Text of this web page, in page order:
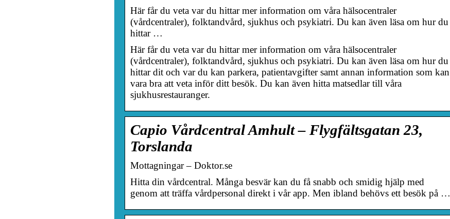
Här får du veta var du hittar mer information om våra hälsocentraler
(vårdcentraler), folktandvård, sjukhus och psykiatri. Du kan även läsa om hur du
hittar …
Här får du veta var du hittar mer information om våra hälsocentraler
(vårdcentraler), folktandvård, sjukhus och psykiatri. Du kan även läsa om hur du
hittar dit och var du kan parkera, patientavgifter samt annan information som kan
vara bra att veta inför ditt besök. Du kan även hitta matsedlar till våra
sjukhusrestauranger.
Capio Vårdcentral Amhult – Flygfältsgatan 23,
Torslanda
Mottagningar – Doktor.se
Hitta din vårdcentral. Många besvär kan du få snabb och smidig hjälp med
genom att träffa vårdpersonal direkt i vår app. Men ibland behövs ett besök på …